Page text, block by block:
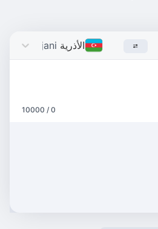
الأذرية Azerbaijani
0 / 10000